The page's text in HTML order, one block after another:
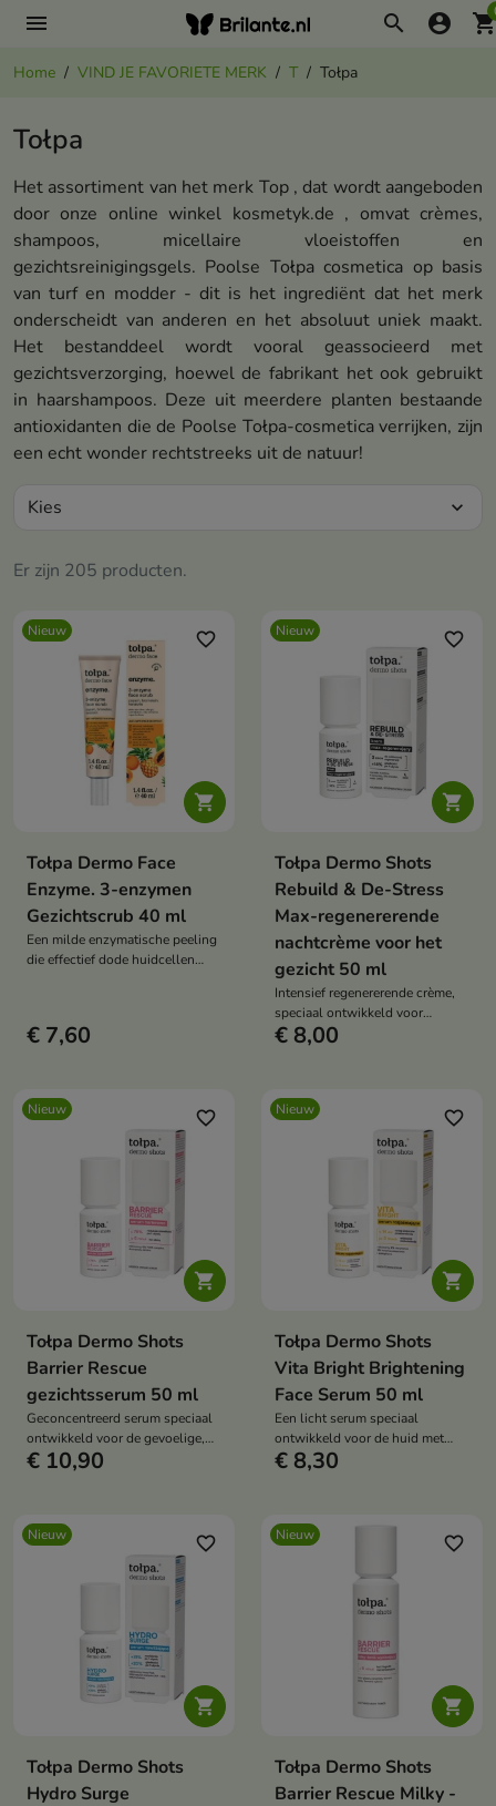
menu search account_circle
Home VIND JE FAVORIETE MERK T Tołpa
Tołpa
Het assortiment van het merk Top , dat wordt aangeboden
door onze online winkel kosmetyk.de , omvat crèmes,
shampoos, micellaire vloeistoffen en
gezichtsreinigingsgels. Poolse Tołpa cosmetica op basis
van turf en modder - dit is het ingrediënt dat het merk
onderscheidt van anderen en het absoluut uniek maakt.
Het bestanddeel wordt vooral geassocieerd met
gezichtsverzorging, hoewel de fabrikant het ook gebruikt
in haarshampoos. Deze uit meerdere planten bestaande
antioxidanten die de Poolse Tołpa-cosmetica verrijken, zijn
een echt wonder rechtstreeks uit de natuur!
Er zijn 205 producten.
Kies expand_more
Nieuw

favorite_border
Tołpa Dermo Face
Enzyme. 3-enzymen
Gezichtscrub 40 ml
Een milde enzymatische peeling
die effectief dode huidcellen
€ 7,60
Nieuw

favorite_border
Tołpa Dermo Shots
Rebuild & De-Stress
Max-regenererende
nachtcrème voor het
gezicht 50 ml
Intensief regenererende crème,
speciaal ontwikkeld voor
vermoeide, droge huid die
€ 8,00
Nieuw

favorite_border
Tołpa Dermo Shots
Barrier Rescue
gezichtsserum 50 ml
Geconcentreerd serum speciaal
ontwikkeld voor de gevoelige,
droge huid met een verzwakte
€ 10,90
Nieuw

favorite_border
Tołpa Dermo Shots
Vita Bright Brightening
Face Serum 50 ml
Een licht serum speciaal
ontwikkeld voor de huid met
verkleuringen, een
€ 8,30
Nieuw

favorite_border
Tołpa Dermo Shots
Hydro Surge
Nieuw

favorite_border
Tołpa Dermo Shots
Barrier Rescue Milky -